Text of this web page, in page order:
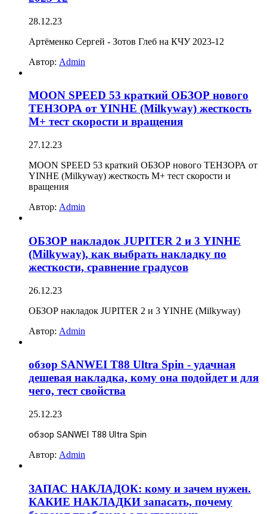
28.12.23
Артёменко Сергей - Зотов Глеб на КЧУ 2023-12
Автор: Admin
MOON SPEED 53 краткий ОБЗОР нового
ТЕНЗОРА от YINHE (Milkyway) жесткость
M+ тест скорости и вращения
27.12.23
MOON SPEED 53 краткий ОБЗОР нового ТЕНЗОРА от
YINHE (Milkyway) жесткость M+ тест скорости и
вращения
Автор: Admin
ОБЗОР накладок JUPITER 2 и 3 YINHE
(Milkyway), как выбрать накладку по
жесткости, сравнение градусов
26.12.23
ОБЗОР накладок JUPITER 2 и 3 YINHE (Milkyway)
Автор: Admin
обзор SANWEI T88 Ultra Spin - удачная
дешевая накладка, кому она подойдет и для
чего, тест свойства
25.12.23
обзор SANWEI T88 Ultra Spin
Автор: Admin
ЗАПАС НАКЛАДОК: кому и зачем нужен.
КАКИЕ НАКЛАДКИ запасать, почему